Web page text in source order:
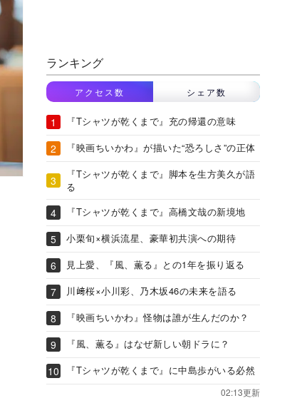
ランキング
アクセス数 シェア数
『Tシャツが乾くまで』充の帰還の意味
『映画ちいかわ』が描いた“恐ろしさ”の正体
『Tシャツが乾くまで』脚本を生方美久が語
る
『Tシャツが乾くまで』高橋文哉の新境地
小栗旬×横浜流星、豪華初共演への期待
見上愛、『風、薫る』との1年を振り返る
川﨑桜×小川彩、乃木坂46の未来を語る
『映画ちいかわ』怪物は誰が生んだのか？
『風、薫る』はなぜ新しい朝ドラに？
『Tシャツが乾くまで』に中島歩がいる必然
02:13更新